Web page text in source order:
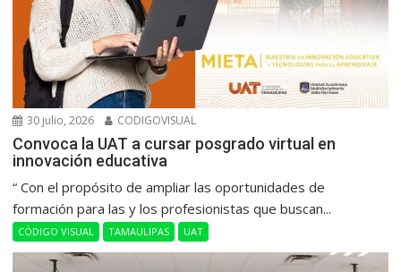
30 julio, 2026 CODIGOVISUAL
Convoca la UAT a cursar posgrado virtual en
innovación educativa
“ Con el propósito de ampliar las oportunidades de
formación para las y los profesionistas que buscan...
CÓDIGO VISUAL TAMAULIPAS UAT